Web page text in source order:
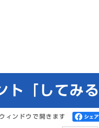
「してみる
ィンドウで開きます